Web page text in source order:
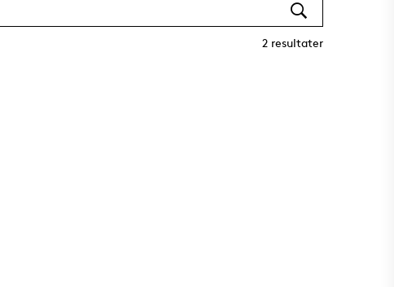
2 resultater